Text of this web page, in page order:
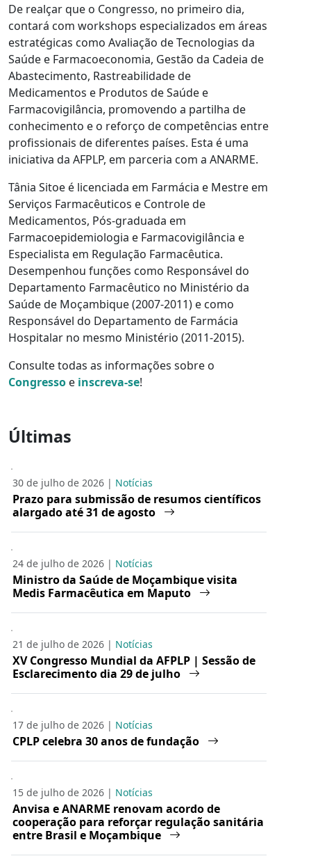
De realçar que o Congresso, no primeiro dia,
contará com workshops especializados em áreas
estratégicas como Avaliação de Tecnologias da
Saúde e Farmacoeconomia, Gestão da Cadeia de
Abastecimento, Rastreabilidade de
Medicamentos e Produtos de Saúde e
Farmacovigilância, promovendo a partilha de
conhecimento e o reforço de competências entre
profissionais de diferentes países. Esta é uma
iniciativa da AFPLP, em parceria com a ANARME.
Tânia Sitoe é licenciada em Farmácia e Mestre em
Serviços Farmacêuticos e Controle de
Medicamentos, Pós-graduada em
Farmacoepidemiologia e Farmacovigilância e
Especialista em Regulação Farmacêutica.
Desempenhou funções como Responsável do
Departamento Farmacêutico no Ministério da
Saúde de Moçambique (2007-2011) e como
Responsável do Departamento de Farmácia
Hospitalar no mesmo Ministério (2011-2015).
Consulte todas as informações sobre o
Congresso e inscreva-se!
Últimas
30 de julho de 2026 | Notícias
Prazo para submissão de resumos científicos
alargado até 31 de agosto
24 de julho de 2026 | Notícias
Ministro da Saúde de Moçambique visita
Medis Farmacêutica em Maputo
21 de julho de 2026 | Notícias
XV Congresso Mundial da AFPLP | Sessão de
Esclarecimento dia 29 de julho
17 de julho de 2026 | Notícias
CPLP celebra 30 anos de fundação
15 de julho de 2026 | Notícias
Anvisa e ANARME renovam acordo de
cooperação para reforçar regulação sanitária
entre Brasil e Moçambique